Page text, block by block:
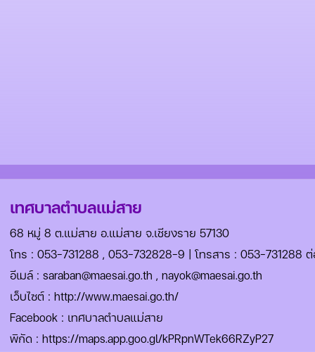
เทศบาลตำบลแม่สาย
68 หมู่ 8 ต.แม่สาย อ.แม่สาย จ.เชียงราย 57130
โทร : 053-731288 , 053-732828-9 | โทรสาร : 053-731288
อีเมล์ : saraban@maesai.go.th , nayok@maesai.go.th
เว็บไซต์ : http://www.maesai.go.th/
Facebook : เทศบาลตำบลแม่สาย
พิกัด : https://maps.app.goo.gl/kPRpnWTek66RZyP27